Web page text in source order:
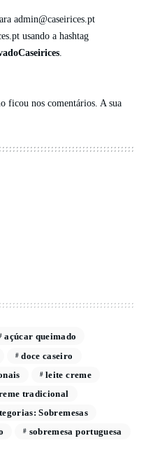
admin@caseirices.pt
usando a hashtag
.
ficou nos comentários. A sua
açúcar queimado
doce caseiro
leite creme
tradicional
Sobremesas
sobremesa portuguesa